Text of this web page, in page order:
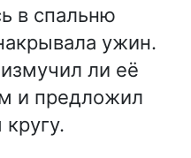
в спальню
ужин.
ли её
и предложил